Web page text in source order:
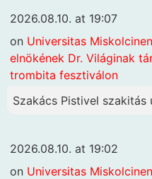
2026.08.10. at 19:07
on Universitas
elnökének Dr. Világinak
trombita fesztiválon
Szakács Pistivel szakitás
2026.08.10. at 19:02
on Universitas